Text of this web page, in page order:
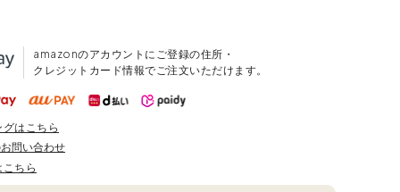
amazonのアカウントにご登録の住所・
クレジットカード情報でご注文いただけます。
はこちら
問い合わせ
ちら